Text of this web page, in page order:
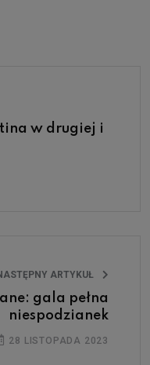
w drugiej i
ARTYKUŁ
gala pełna
niespodzianek
28 LISTOPADA 2023